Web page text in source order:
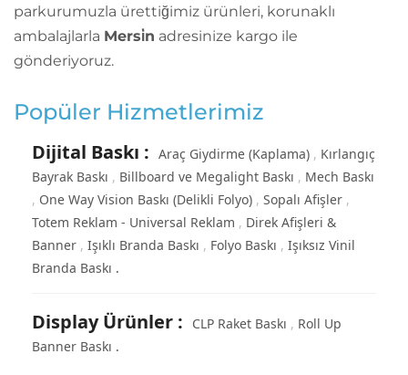
parkurumuzla ürettiğimiz ürünleri, korunaklı
ambalajlarla Mersi̇n adresinize kargo ile
gönderiyoruz.
Popüler Hizmetlerimiz
Dijital Baskı : Araç Giydirme (Kaplama)
Kırlangıç
Bayrak Baskı
Billboard ve Megalight Baskı
Mech Baskı
One Way Vision Baskı (Delikli Folyo)
Sopalı Afişler
Totem Reklam - Universal Reklam
Direk Afişleri &
Banner
Işıklı Branda Baskı Folyo Baskı
Işıksız Vinil
Branda Baskı
Display Ürünler : CLP Raket Baskı
Roll Up
Banner Baskı